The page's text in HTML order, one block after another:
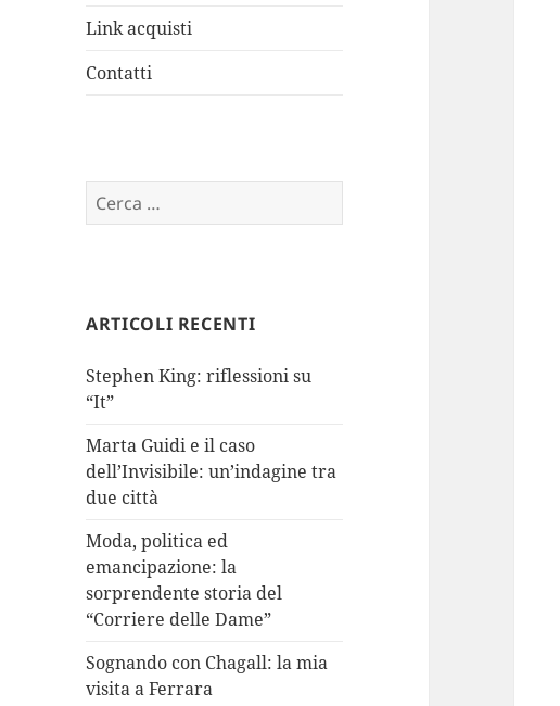
Link acquisti
Contatti
Ricerca
per:
ARTICOLI RECENTI
Stephen King: riflessioni su
“It”
Marta Guidi e il caso
dell’Invisibile: un’indagine tra
due città
Moda, politica ed
emancipazione: la
sorprendente storia del
“Corriere delle Dame”
Sognando con Chagall: la mia
visita a Ferrara